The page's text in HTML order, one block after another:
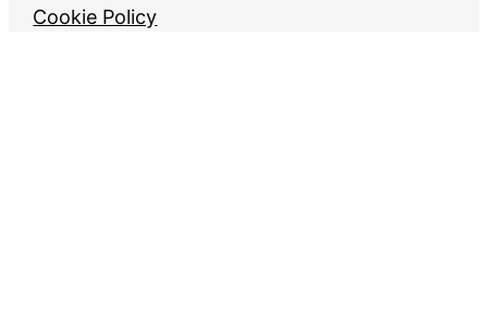
Cookie Policy